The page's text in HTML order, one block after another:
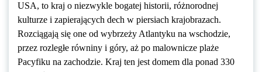
USA, to kraj o niezwykle bogatej historii, różnorodnej
kulturze i zapierających dech w piersiach krajobrazach.
Rozciągają się one od wybrzeży Atlantyku na wschodzie,
przez rozległe równiny i góry, aż po malownicze plaże
Pacyfiku na zachodzie. Kraj ten jest domem dla ponad 330